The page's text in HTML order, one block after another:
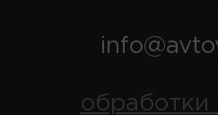
обработки